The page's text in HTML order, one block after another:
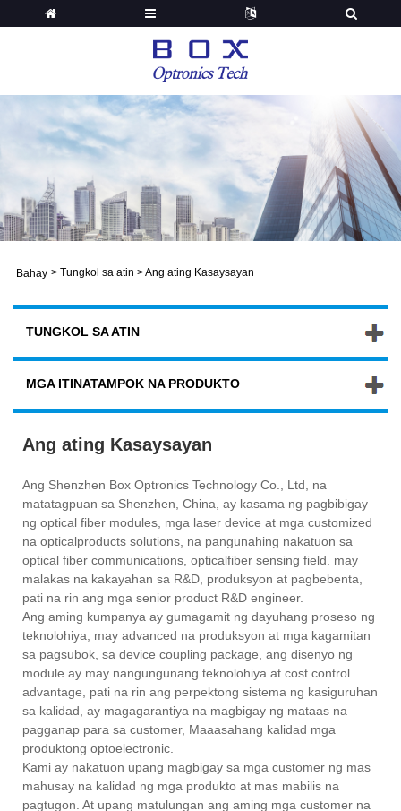
Bahay > Tungkol sa atin >Ang ating Kasaysayan
TUNGKOL SA ATIN
MGA ITINATAMPOK NA PRODUKTO
Ang ating Kasaysayan
Ang Shenzhen Box Optronics Technology Co., Ltd, na
matatagpuan sa Shenzhen, China, ay kasama ng pagbibigay
ng optical fiber modules, mga laser device at mga customized
na opticalproducts solutions, na pangunahing nakatuon sa
optical fiber communications, opticalfiber sensing field. may
malakas na kakayahan sa R&D, produksyon at pagbebenta,
pati na rin ang mga senior product R&D engineer.
Ang aming kumpanya ay gumagamit ng dayuhang proseso ng
teknolohiya, may advanced na produksyon at mga kagamitan
sa pagsubok, sa device coupling package, ang disenyo ng
module ay may nangungunang teknolohiya at cost control
advantage, pati na rin ang perpektong sistema ng kasiguruhan
sa kalidad, ay magagarantiya na magbigay ng mataas na
pagganap para sa customer, Maaasahang kalidad mga
produktong optoelectronic.
Kami ay nakatuon upang magbigay sa mga customer ng mas
mahusay na kalidad ng mga produkto at mas mabilis na
pagtugon. At upang matulungan ang aming mga customer na